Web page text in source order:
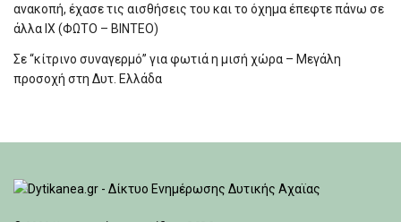
ανακοπή, έχασε τις αισθήσεις του και το όχημα έπεφτε πάνω σε
άλλα ΙΧ (ΦΩΤΟ – ΒΙΝΤΕΟ)
Σε “κίτρινο συναγερμό” για φωτιά η μισή χώρα – Μεγάλη
προσοχή στη Δυτ. Ελλάδα